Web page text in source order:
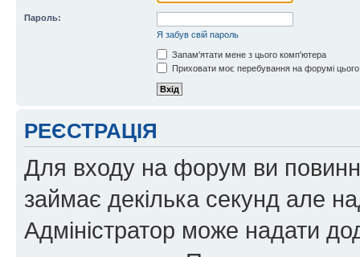
Пароль:
Я забув свій пароль
Запам'ятати мене з цього комп'ютера
Приховати моє перебування на форумі
РЕЄСТРАЦІЯ
Для входу на форум ви
займає декілька секунд але
Адміністратор може надати